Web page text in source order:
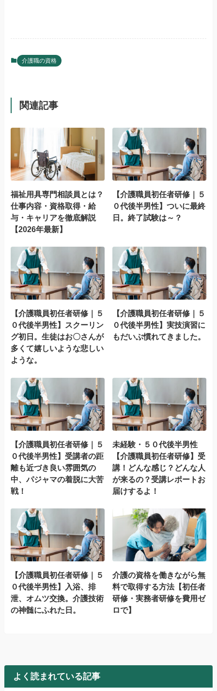
介護職の資格
関連記事
福祉用具専門相談員とは？
仕事内容・資格取得・給
与・キャリアを徹底解説
【2026年最新】
【介護職員初任者研修｜５
０代後半男性】ついに最終
日。終了試験は～？
【介護職員初任者研修｜５
０代後半男性】スクーリン
グ初日。生徒はお〇さんが
多くて嬉しいような悲しい
ような。
【介護職員初任者研修｜５
０代後半男性】実技演習に
もだいぶ慣れてきました。
【介護職員初任者研修｜５
０代後半男性】受講者の距
離も近づき良い雰囲気の
中、パジャマの着脱に大苦
戦！
未経験・５０代後半男性
【介護職員初任者研修】受
講！どんな感じ？どんな人
が来るの？受講レポートお
届けするよ！
【介護職員初任者研修｜５
０代後半男性】入浴、排
泄、オムツ交換。介護技術
の神髄にふれた日。
介護の資格を働きながら無
料で取得する方法【初任者
研修・実務者研修を費用ゼ
ロで】
よく読まれている記事